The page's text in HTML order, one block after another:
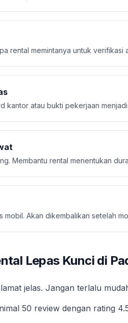
rental memintanya untuk verifikasi
kantor atau bukti pekerjaan
Membantu rental menentukan
mobil. Akan dikembalikan setelah
Lepas Kunci di
jelas. Jangan terlalu
50 review dengan rating